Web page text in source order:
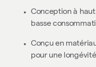
Conception à
basse
Conçu en
pour une